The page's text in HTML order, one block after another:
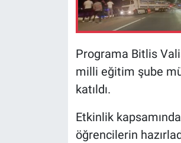
Programa Bitlis
milli eğitim şube
katıldı.
Etkinlik
öğrencilerin